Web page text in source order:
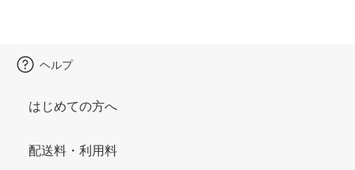
ヘルプ
はじめての方へ
配送料・利用料